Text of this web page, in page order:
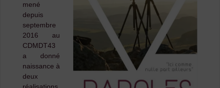
mené
depuis
septembre
2016 au
CDMDT43
a donné
naissance à
deux
réalisations